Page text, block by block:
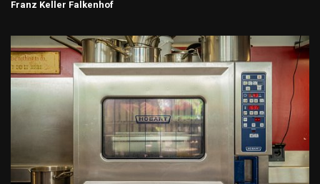
Franz Keller Falkenhof